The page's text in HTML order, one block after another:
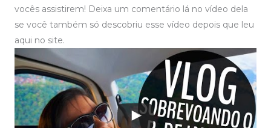
vocês assistirem! Deixa um comentário lá no vídeo dela
se você também só descobriu esse vídeo depois que leu
aqui no site.